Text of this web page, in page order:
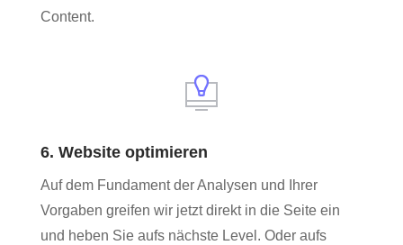
Content.
6. Website optimieren
Auf dem Fundament der Analysen und Ihrer
Vorgaben greifen wir jetzt direkt in die Seite ein
und heben Sie aufs nächste Level. Oder aufs